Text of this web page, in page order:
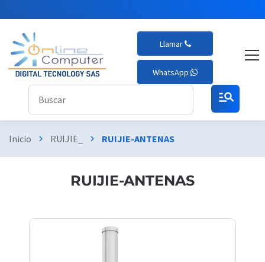
Llamar
WhatsApp
manage_search
Inicio chevron_right RUIJIE_ chevron_right RUIJIE-ANTENAS
RUIJIE-ANTENAS